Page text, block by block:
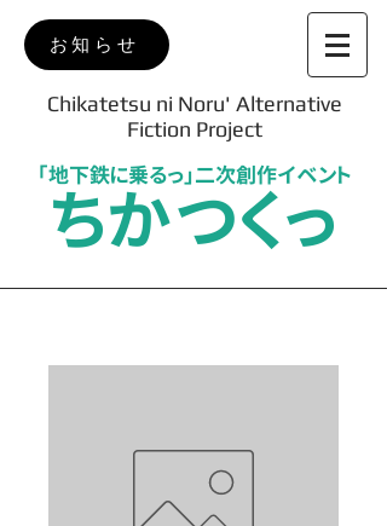
お知らせ
Chikatetsu ni Noru' Alternative
Fiction Project
ちかつくっ
「地下鉄に乗るっ」二次創作イベント